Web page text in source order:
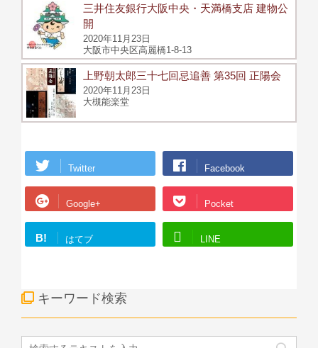
三井住友銀行大阪中央・天満橋支店 建物公
開
2020年11月23日
大阪市中央区高麗橋1-8-13
上野朝太郎三十七回忌追善 第35回 正陽会
2020年11月23日
大槻能楽堂
Twitter Facebook
Google+ Pocket
B! はてブ LINE
キーワード検索